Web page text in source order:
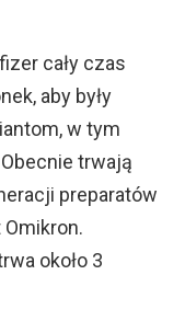
cały czas
aby były
w tym
trwają
preparatów
około 3